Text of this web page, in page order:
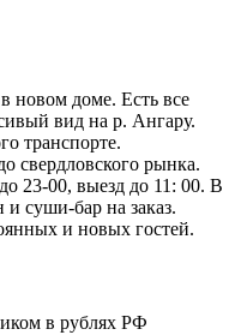
новом доме. Есть все
вид нa р. Ангару.
транспорте.
свердловского рынка.
23-00, выезд до 11: 00. В
суши-бар на заказ.
и новых гостей.
в рублях РФ